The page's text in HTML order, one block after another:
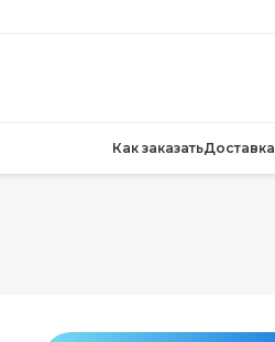
Как заказатьДоставка